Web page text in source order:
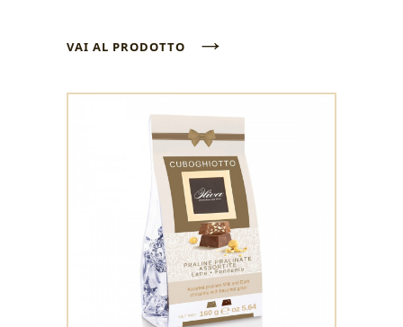
VAI AL PRODOTTO →